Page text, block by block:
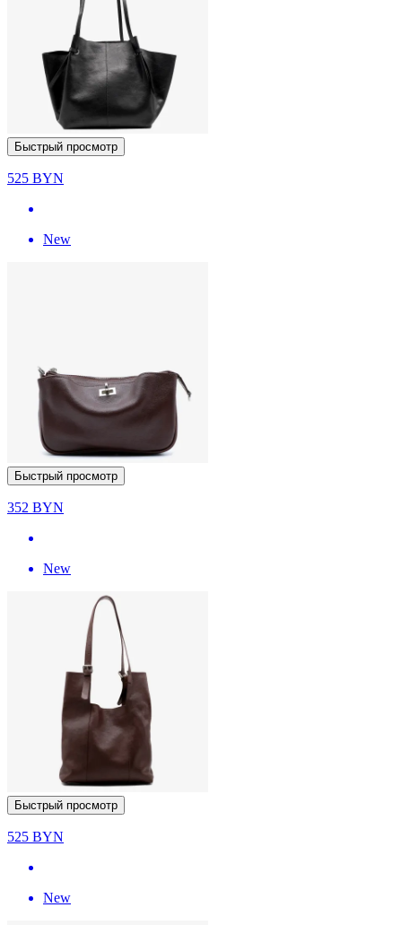
Быстрый просмотр
525 BYN
New
Быстрый просмотр
352 BYN
New
Быстрый просмотр
525 BYN
New